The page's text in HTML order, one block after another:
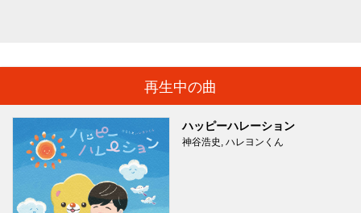
再生中の曲
ハッピーハレーション
神谷浩史, ハレヨンくん